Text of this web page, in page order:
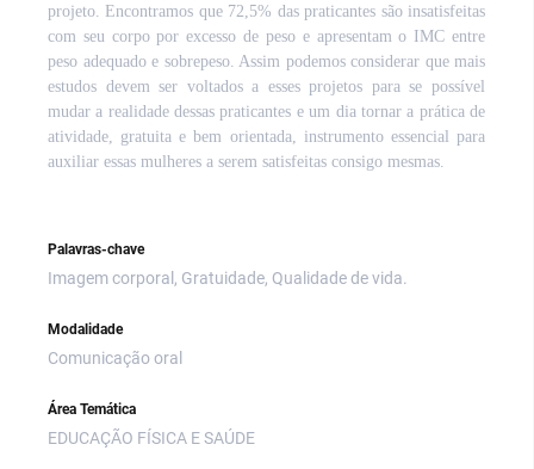
projeto. Encontramos que 72,5% das praticantes são insatisfeitas
com seu corpo por excesso de peso e apresentam o IMC entre
peso adequado e sobrepeso. Assim podemos considerar que mais
estudos devem ser voltados a esses projetos para se possível
mudar a realidade dessas praticantes e um dia tornar a prática de
atividade, gratuita e bem orientada, instrumento essencial para
auxiliar essas mulheres a serem satisfeitas consigo mesmas.
Palavras-chave
Imagem corporal, Gratuidade, Qualidade de vida.
Modalidade
Comunicação oral
Área Temática
EDUCAÇÃO FÍSICA E SAÚDE